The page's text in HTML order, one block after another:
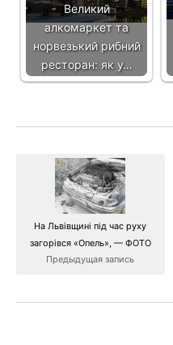
Великий
алкомаркет та
норвезький рибний
ресторан: як у…
На Львівщині під час руху
загорівся «Опель», — ФОТО
Предыдущая запись